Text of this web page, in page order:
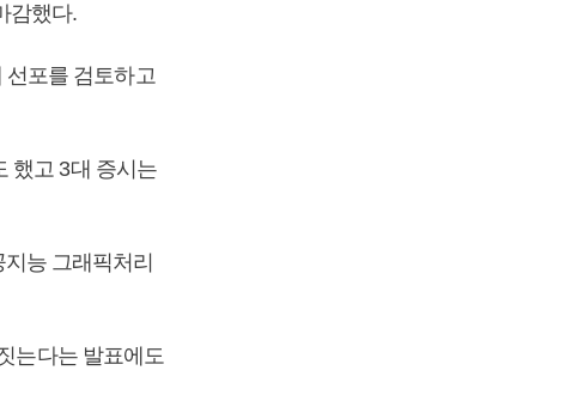
감했다.
선포를 검토하고
했고 3대 증시는
능 그래픽처리
는다는 발표에도